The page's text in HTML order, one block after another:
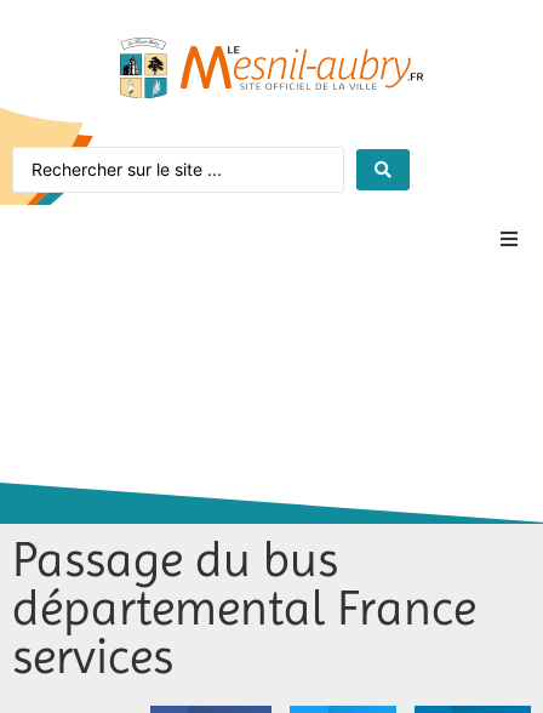
Vie pratique
Jeunesse
Vie associative
Passage du bus
départemental France
services